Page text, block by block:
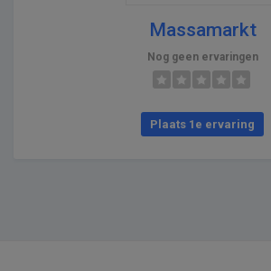
Massamarkt
Nog geen ervaringen
Plaats 1e ervaring